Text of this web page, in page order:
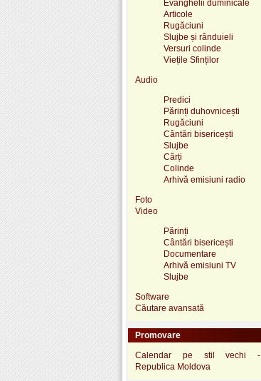
Evanghelii duminicale
Articole
Rugăciuni
Slujbe și rânduieli
Versuri colinde
Viețile Sfinților
Audio
Predici
Părinți duhovnicești
Rugăciuni
Cântări bisericești
Slujbe
Cărți
Colinde
Arhivă emisiuni radio
Foto
Video
Părinți
Cântări bisericești
Documentare
Arhivă emisiuni TV
Slujbe
Software
Căutare avansată
Promovare
Calendar pe stil vechi -
Republica Moldova